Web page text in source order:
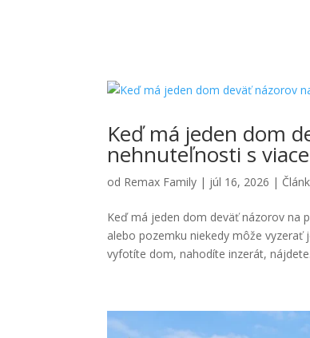
Keď má jeden dom
nehnuteľnosti s
od Remax Family | júl 16, 2026 |
Keď má jeden dom deväť názorov na
alebo pozemku niekedy môže
vyfotíte dom, nahodíte inzerát,